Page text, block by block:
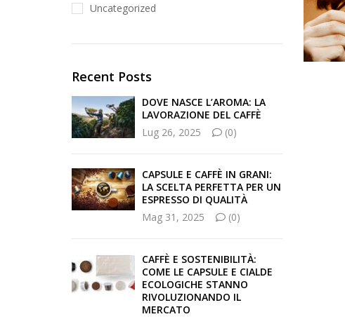
Uncategorized
Recent Posts
DOVE NASCE L’AROMA: LA
LAVORAZIONE DEL CAFFÈ
Lug 26, 2025
(0)
CAPSULE E CAFFÈ IN GRANI:
LA SCELTA PERFETTA PER UN
ESPRESSO DI QUALITÀ
Mag 31, 2025
(0)
CAFFÈ E SOSTENIBILITÀ:
COME LE CAPSULE E CIALDE
ECOLOGICHE STANNO
RIVOLUZIONANDO IL
MERCATO